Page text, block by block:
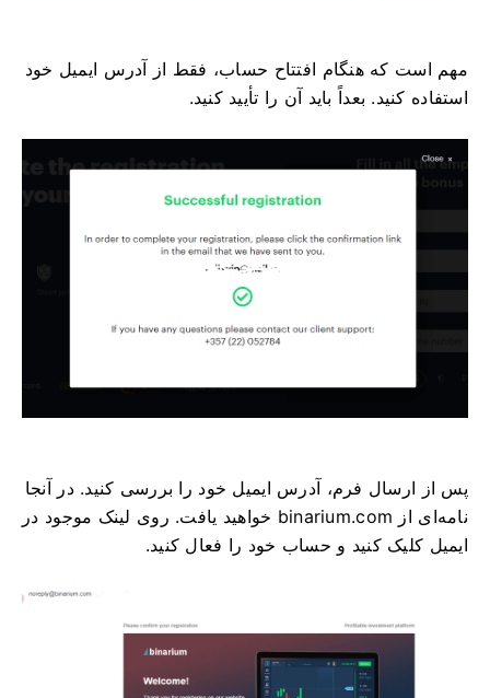
مهم است که هنگام افتتاح حساب، فقط از آدرس ایمیل خود
استفاده کنید. بعداً باید آن را تأیید کنید.
پس از ارسال فرم، آدرس ایمیل خود را بررسی کنید. در آنجا
نامه‌ای از binarium.com خواهید یافت. روی لینک موجود در
ایمیل کلیک کنید و حساب خود را فعال کنید.